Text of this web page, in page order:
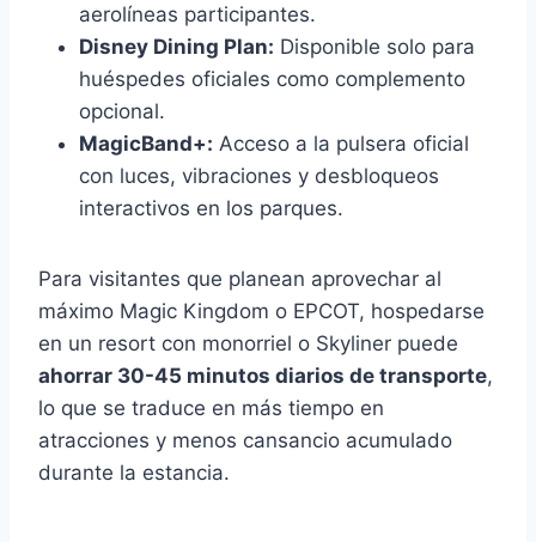
aerolíneas participantes.
Disney Dining Plan: Disponible solo para
huéspedes oficiales como complemento
opcional.
MagicBand+: Acceso a la pulsera oficial
con luces, vibraciones y desbloqueos
interactivos en los parques.
Para visitantes que planean aprovechar al
máximo Magic Kingdom o EPCOT, hospedarse
en un resort con monorriel o Skyliner puede
ahorrar 30-45 minutos diarios de transporte,
lo que se traduce en más tiempo en
atracciones y menos cansancio acumulado
durante la estancia.